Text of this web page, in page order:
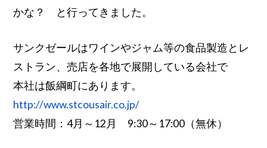
かな？ と行ってきました。
サンクゼールはワインやジャム等の食品製造とレ
ストラン、売店を各地で展開している会社で
本社は飯綱町にあります。
http://www.stcousair.co.jp/
営業時間：4月～12月 9:30～17:00（無休）